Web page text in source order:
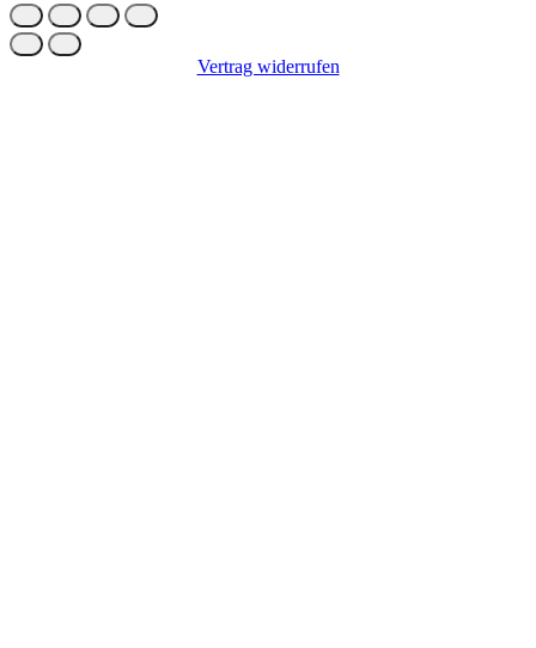
Vertrag widerrufen